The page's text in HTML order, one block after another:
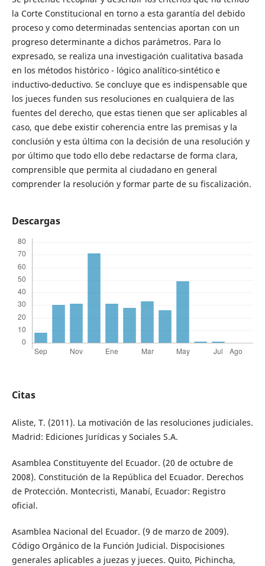
la Corte Constitucional en torno a esta garantía del debido
proceso y como determinadas sentencias aportan con un
progreso determinante a dichos parámetros. Para lo
expresado, se realiza una investigación cualitativa basada
en los métodos histórico - lógico analítico-sintético e
inductivo-deductivo. Se concluye que es indispensable que
los jueces funden sus resoluciones en cualquiera de las
fuentes del derecho, que estas tienen que ser aplicables al
caso, que debe existir coherencia entre las premisas y la
conclusión y esta última con la decisión de una resolución y
por último que todo ello debe redactarse de forma clara,
comprensible que permita al ciudadano en general
comprender la resolución y formar parte de su fiscalización.
Descargas
Citas
Aliste, T. (2011). La motivación de las resoluciones judiciales.
Madrid: Ediciones Jurídicas y Sociales S.A.
Asamblea Constituyente del Ecuador. (20 de octubre de
2008). Constitución de la República del Ecuador. Derechos
de Protección. Montecristi, Manabí, Ecuador: Registro
oficial.
Asamblea Nacional del Ecuador. (9 de marzo de 2009).
Código Orgánico de la Función Judicial. Dispocisiones
generales aplicables a juezas y jueces. Quito, Pichincha,